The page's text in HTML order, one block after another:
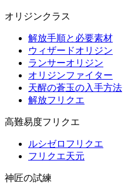
オリジンクラス
解放手順と必要素材
ウィザードオリジン
ランサーオリジン
オリジンファイター
天醒の蒼玉の入手方法
解放フリクエ
高難易度フリクエ
ルシゼロフリクエ
フリクエ天元
神匠の試練